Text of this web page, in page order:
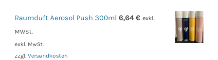
Raumduft Aerosol Push 300ml 6,64 € exkl.
MWSt.
exkl. MwSt.
zzgl. Versandkosten